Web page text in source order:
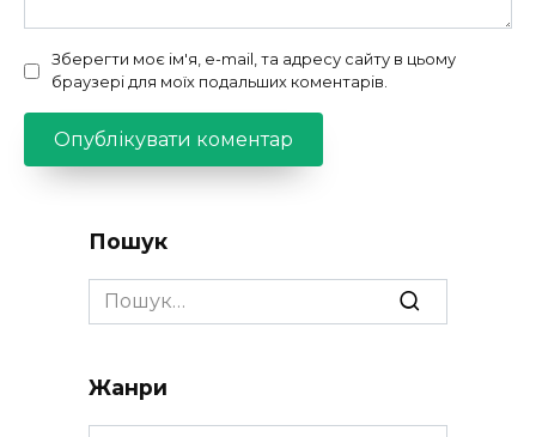
Зберегти моє ім'я, e-mail, та адресу сайту в цьому
браузері для моїх подальших коментарів.
Пошук
Search
for:
Жанри